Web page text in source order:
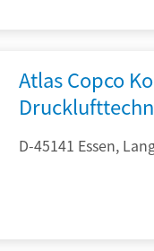
Atlas Copco
D-45141 Essen,